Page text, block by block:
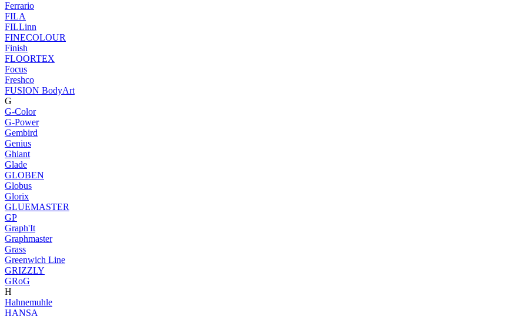
Ferrario
FILA
FILLinn
FINECOLOUR
Finish
FLOORTEX
Focus
Freshco
FUSION BodyArt
G
G-Color
G-Power
Gembird
Genius
Ghiant
Glade
GLOBEN
Globus
Glorix
GLUEMASTER
GP
Graph'It
Graphmaster
Grass
Greenwich Line
GRIZZLY
GRoG
H
Hahnemuhle
HANSA